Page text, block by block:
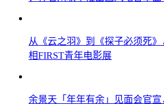
从《云之羽》到《探子必须死
相FIRST青年电影展
余景天「年年有余」见面会官